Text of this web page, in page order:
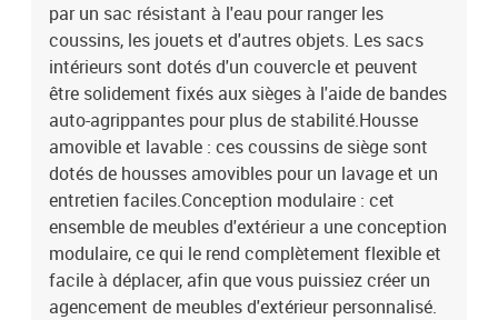
par un sac résistant à l'eau pour ranger les
coussins, les jouets et d'autres objets. Les sacs
intérieurs sont dotés d'un couvercle et peuvent
être solidement fixés aux sièges à l'aide de bandes
auto-agrippantes pour plus de stabilité.Housse
amovible et lavable : ces coussins de siège sont
dotés de housses amovibles pour un lavage et un
entretien faciles.Conception modulaire : cet
ensemble de meubles d'extérieur a une conception
modulaire, ce qui le rend complètement flexible et
facile à déplacer, afin que vous puissiez créer un
agencement de meubles d'extérieur personnalisé.